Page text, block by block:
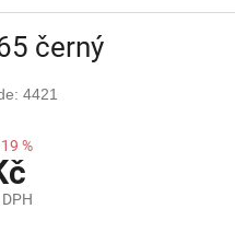
černý
4421
%